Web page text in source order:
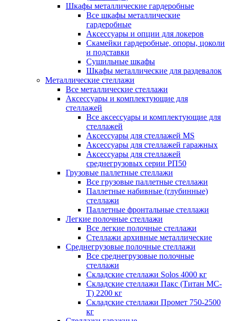
Шкафы металлические гардеробные
Все шкафы металлические
гардеробные
Аксессуары и опции для локеров
Скамейки гардеробные, опоры, цоколи
и подставки
Сушильные шкафы
Шкафы металлические для раздевалок
Металлические стеллажи
Все металлические стеллажи
Аксессуары и комплектующие для
стеллажей
Все аксессуары и комплектующие для
стеллажей
Аксессуары для стеллажей MS
Аксессуары для стеллажей гаражных
Аксессуары для стеллажей
среднегрузовых серии РП50
Грузовые паллетные стеллажи
Все грузовые паллетные стеллажи
Паллетные набивные (глубинные)
стеллажи
Паллетные фронтальные стеллажи
Легкие полочные стеллажи
Все легкие полочные стеллажи
Стеллажи архивные металлические
Среднегрузовые полочные стеллажи
Все среднегрузовые полочные
стеллажи
Складские стеллажи Solos 4000 кг
Складские стеллажи Пакс (Титан МС-
Т) 2200 кг
Складские стеллажи Промет 750-2500
кг